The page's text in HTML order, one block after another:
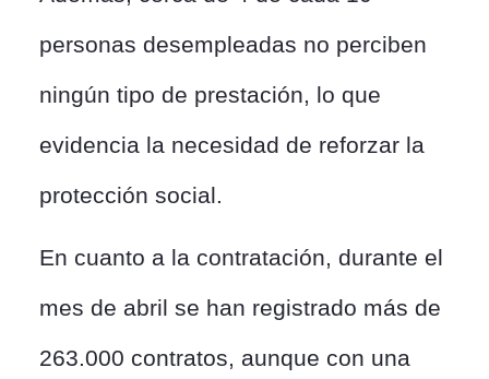
personas desempleadas no perciben
ningún tipo de prestación, lo que
evidencia la necesidad de reforzar la
protección social.
En cuanto a la contratación, durante el
mes de abril se han registrado más de
263.000 contratos, aunque con una